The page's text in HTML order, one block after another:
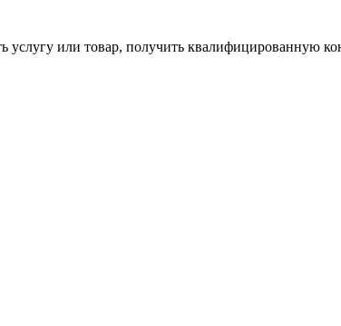
услугу или товар, получить квалифицированную